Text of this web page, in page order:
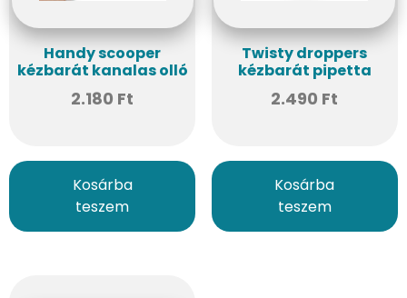
Handy scooper
kézbarát kanalas olló
2.180 Ft
Kosárba
teszem
Twisty droppers
kézbarát pipetta
2.490 Ft
Kosárba
teszem